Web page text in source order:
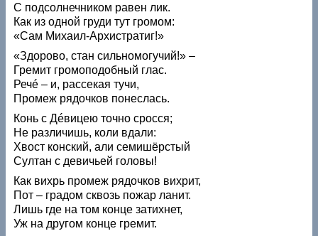
С подсолнечником равен лик.
Как из одной груди тут громом:
«Сам Михаил-Архистратиг!»
«Здорово, стан сильномогучий!» –
Гремит громоподобный глас.
Речé – и, рассекая тучи,
Промеж рядочков понеслась.
Конь с Дéвицею точно сросся;
Не различишь, коли вдали:
Хвост конский, али семишёрстый
Султан с девичьей головы!
Как вихрь промеж рядочков вихрит,
Пот – градом сквозь пожар ланит.
Лишь где на том конце затихнет,
Уж на другом конце гремит.